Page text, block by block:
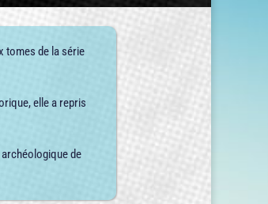
tomes de la série
elle a repris
archéologique de